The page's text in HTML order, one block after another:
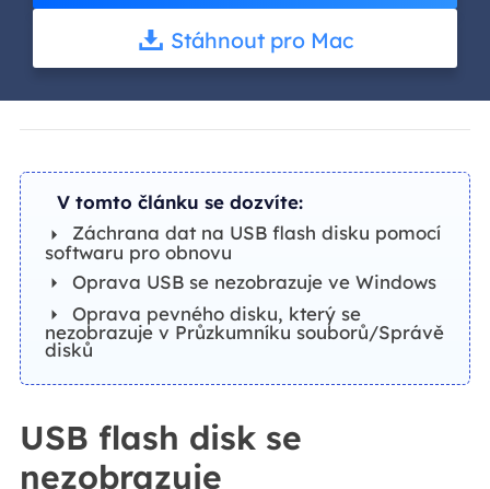
Stáhnout pro Mac
V tomto článku se dozvíte:
Záchrana dat na USB flash disku pomocí
softwaru pro obnovu
Oprava USB se nezobrazuje ve Windows
Oprava pevného disku, který se
nezobrazuje v Průzkumníku souborů/Správě
disků
USB flash disk se
nezobrazuje